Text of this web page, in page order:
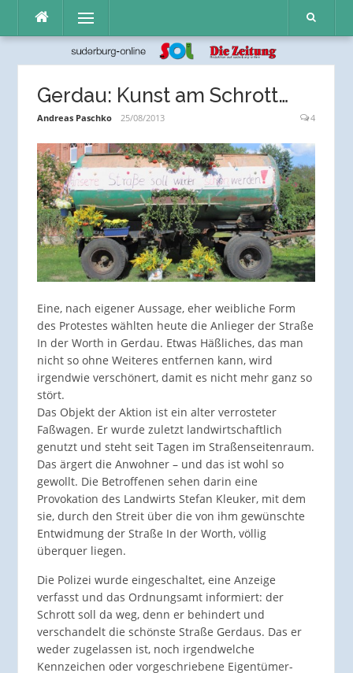
Inhalt
Menü
Gerdau: Kunst am Schrott…
Andreas Paschko 25/08/2013 4
Eine, nach eigener Aussage, eher weibliche Form
des Protestes wählten heute die Anlieger der Straße
In der Worth in Gerdau. Etwas Häßliches, das man
nicht so ohne Weiteres entfernen kann, wird
irgendwie verschönert, damit es nicht mehr ganz so
stört.
Das Objekt der Aktion ist ein alter verrosteter
Faßwagen. Er wurde zuletzt landwirtschaftlich
genutzt und steht seit Tagen im Straßenseitenraum.
Das ärgert die Anwohner – und das ist wohl so
gewollt. Die Betroffenen sehen darin eine
Provokation des Landwirts Stefan Kleuker, mit dem
sie, durch den Streit über die von ihm gewünschte
Entwidmung der Straße In der Worth, völlig
überquer liegen.
Die Polizei wurde eingeschaltet, eine Anzeige
verfasst und das Ordnungsamt informiert: der
Schrott soll da weg, denn er behindert und
verschandelt die schönste Straße Gerdaus. Das er
weder zugelassen ist, noch irgendwelche
Kennzeichen oder vorgeschriebene Eigentümer-